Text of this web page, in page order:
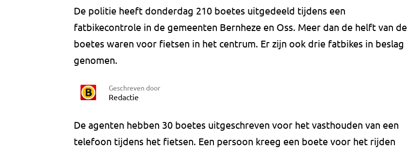
De politie heeft donderdag 210 boetes uitgedeeld tijdens een
fatbikecontrole in de gemeenten Bernheze en Oss. Meer dan de helft van de
boetes waren voor fietsen in het centrum. Er zijn ook drie fatbikes in beslag
genomen.
Geschreven door
Redactie
De agenten hebben 30 boetes uitgeschreven voor het vasthouden van een
telefoon tijdens het fietsen. Een persoon kreeg een boete voor het rijden